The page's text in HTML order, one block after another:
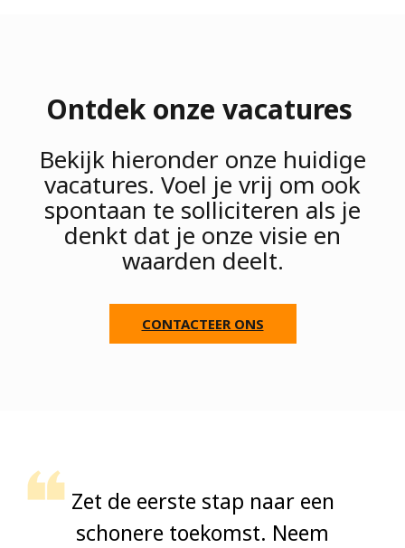
Ontdek onze vacatures
Bekijk hieronder onze huidige
vacatures. Voel je vrij om ook
spontaan te solliciteren als je
denkt dat je onze visie en
waarden deelt.
CONTACTEER ONS
Zet de eerste stap naar een
schonere toekomst. Neem